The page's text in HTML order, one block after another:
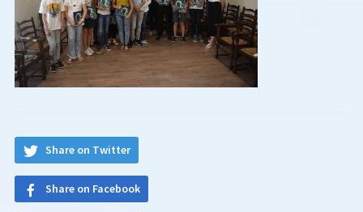
Share on Twitter
Share on Facebook